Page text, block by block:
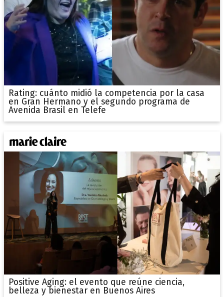
Rating: cuánto midió la competencia por la casa
en Gran Hermano y el segundo programa de
Avenida Brasil en Telefe
Positive Aging: el evento que reúne ciencia,
belleza y bienestar en Buenos Aires